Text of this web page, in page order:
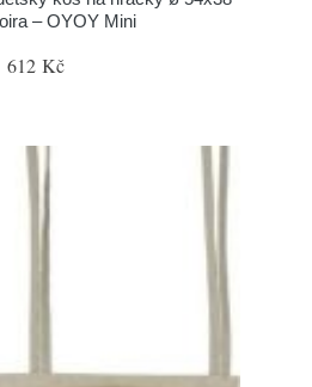
– OYOY Mini
612 Kč